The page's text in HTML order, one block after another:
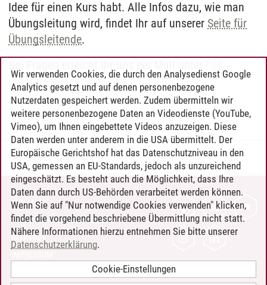
Idee für einen Kurs habt. Alle Infos dazu, wie man
Übungsleitung wird, findet Ihr auf unserer Seite für
Übungsleitende.
programm@leuphana.de.
Paul Kistner/12.08.2025
KONTAKT
LEUPHANA ALS ARBEITGEBER
INTRANET
Wir verwenden Cookies, die durch den Analysedienst Google
Analytics gesetzt und auf denen personenbezogene
Nutzerdaten gespeichert werden. Zudem übermitteln wir
weitere personenbezogene Daten an Videodienste (YouTube,
Vimeo), um Ihnen eingebettete Videos anzuzeigen. Diese
Daten werden unter anderem in die USA übermittelt. Der
Europäische Gerichtshof hat das Datenschutzniveau in den
USA, gemessen an EU-Standards, jedoch als unzureichend
eingeschätzt. Es besteht auch die Möglichkeit, dass Ihre
Daten dann durch US-Behörden verarbeitet werden können.
Wenn Sie auf "Nur notwendige Cookies verwenden" klicken,
findet die vorgehend beschriebene Übermittlung nicht statt.
Nähere Informationen hierzu entnehmen Sie bitte unserer
Datenschutzerklärung.
Cookie-Einstellungen